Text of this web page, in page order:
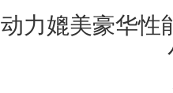
动力媲美豪华性